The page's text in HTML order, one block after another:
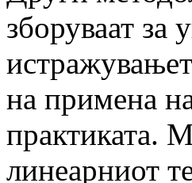
зборуваат за
на примена
практиката.
линеарниот